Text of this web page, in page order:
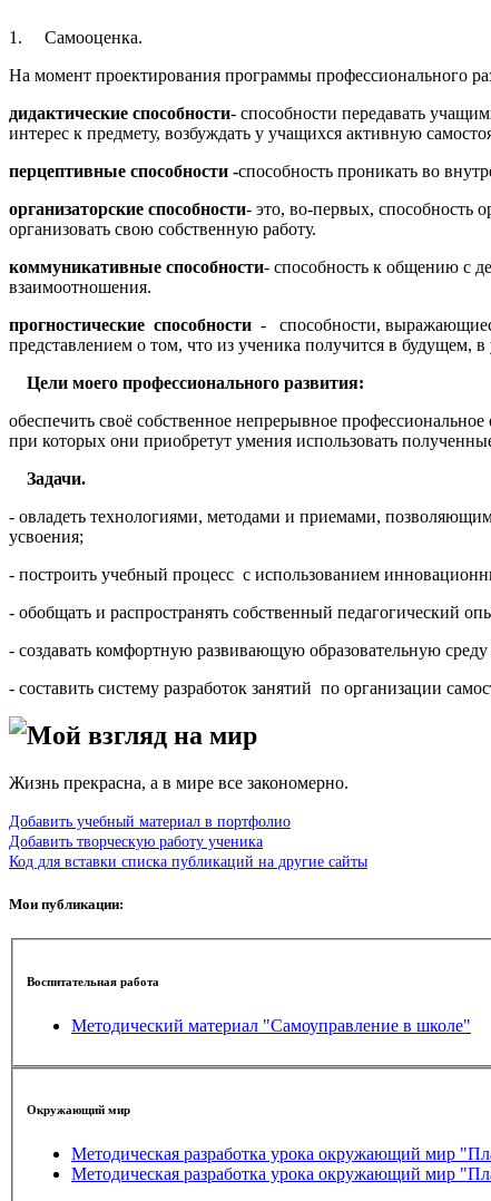
1. Самооценка.
На момент проектирования программы профессионального
дидактические способности- способности передавать
интерес к предмету, возбуждать у учащихся активную
перцептивные способности -способность проникать во
организаторские способности- это, во-первых, способность
организовать свою собственную работу.
коммуникативные способности- способность к общению с
взаимоотношения.
прогностические способности - способности,
представлением о том, что из ученика получится в будущем,
Цели моего профессионального развития:
обеспечить своё собственное непрерывное
при которых они приобретут умения использовать
Задачи.
- овладеть технологиями, методами и приемами,
усвоения;
- построить учебный процесс с использованием
- обобщать и распространять собственный педагогический
- создавать комфортную развивающую образовательную среду
- составить систему разработок занятий по организации
Мой взгляд на мир
Жизнь прекрасна, а в мире все закономерно.
Добавить учебный материал в портфолио
Добавить творческую работу ученика
Код для вставки списка публикаций на другие сайты
Мои публикации:
Воспитательная работа
Методический материал "Самоуправление в школе"
Окружающий мир